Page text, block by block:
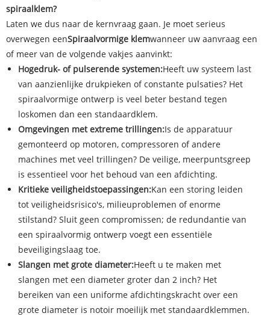
spiraalklem?
Laten we dus naar de kernvraag gaan. Je moet serieus
overwegen eenSpiraalvormige klemwanneer uw aanvraag een
of meer van de volgende vakjes aanvinkt:
Hogedruk- of pulserende systemen:Heeft uw systeem last
van aanzienlijke drukpieken of constante pulsaties? Het
spiraalvormige ontwerp is veel beter bestand tegen
loskomen dan een standaardklem.
Omgevingen met extreme trillingen:Is de apparatuur
gemonteerd op motoren, compressoren of andere
machines met veel trillingen? De veilige, meerpuntsgreep
is essentieel voor het behoud van een afdichting.
Kritieke veiligheidstoepassingen:Kan een storing leiden
tot veiligheidsrisico's, milieuproblemen of enorme
stilstand? Sluit geen compromissen; de redundantie van
een spiraalvormig ontwerp voegt een essentiële
beveiligingslaag toe.
Slangen met grote diameter:Heeft u te maken met
slangen met een diameter groter dan 2 inch? Het
bereiken van een uniforme afdichtingskracht over een
grote diameter is notoir moeilijk met standaardklemmen.